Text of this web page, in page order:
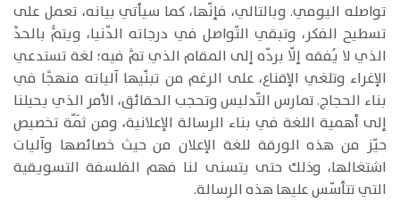
تواصله اليومي. وبالتالي، فإنّها، كما سيأتي بيانه، تعمل على
تسطيح الفكر، وتبقي التّواصل في درجاته الدّنيا، ويتمُّ بالحدِّ
الذي لا يُفقه إلّا بردّه إلى المقام الذي تمَّ فيه؛ لغة تستدعي
الإغراء وتلغي الإقناع، على الرغم من تبنّيها آلياته منهجًا في
بناء الحجاج. تمارس التّدليس وتحجب الحقائق، الأمر الذي يحيلنا
إلى أهمية اللغة في بناء الرسالة الإعلانية، ومن ثَمّة تخصيص
حيّز من هذه الورقة للغة الإعلان من حيث خصائصها وآليات
اشتغالها، وذلك حتى يتسنى لنا فهم الفلسفة التسويقية
التي تتأسّس عليها هذه الرسالة.